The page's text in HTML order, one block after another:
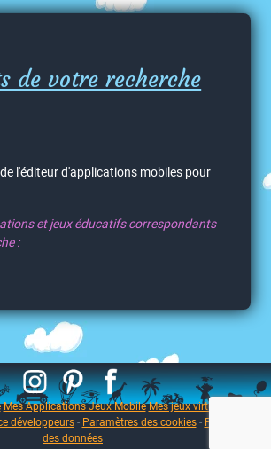
de votre recherche
l'éditeur d'applications mobiles pour
et jeux éducatifs correspondants
:
Mes Applications Jeux Mobile Mes jeux virtuels
développeurs- Paramètres des cookies- Protection
des données